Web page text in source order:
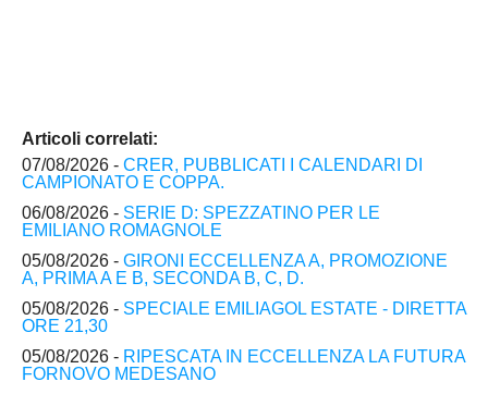
Articoli correlati:
07/08/2026 - CRER, PUBBLICATI I CALENDARI DI
CAMPIONATO E COPPA.
06/08/2026 - SERIE D: SPEZZATINO PER LE
EMILIANO ROMAGNOLE
05/08/2026 - GIRONI ECCELLENZA A, PROMOZIONE
A, PRIMA A E B, SECONDA B, C, D.
05/08/2026 - SPECIALE EMILIAGOL ESTATE - DIRETTA
ORE 21,30
05/08/2026 - RIPESCATA IN ECCELLENZA LA FUTURA
FORNOVO MEDESANO